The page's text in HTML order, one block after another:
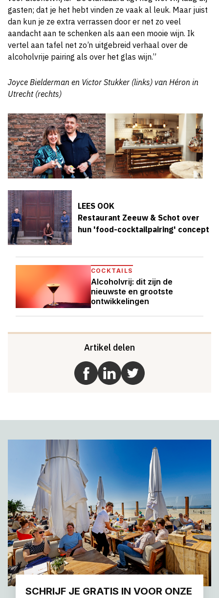
gasten; dat je het hebt vinden ze vaak al leuk. Maar juist
dan kun je ze extra verrassen door er net zo veel
aandacht aan te schenken als aan een mooie wijn. Ik
vertel aan tafel net zo’n uitgebreid verhaal over de
alcoholvrije pairing als over het glas wijn.”
Joyce Bielderman en Victor Stukker (links) van Héron in
Utrecht (rechts)
LEES OOK
Restaurant Zeeuw & Schot over
hun 'food-cocktailpairing' concept
COCKTAILS
Alcoholvrij: dit zijn de
nieuwste en grootste
ontwikkelingen
Artikel delen
SCHRIJF JE GRATIS IN VOOR ONZE